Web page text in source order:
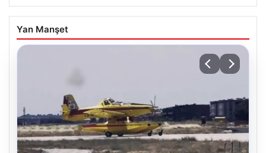
Yan Manşet